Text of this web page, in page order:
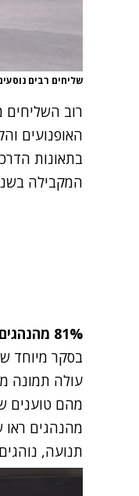
שליחים רבים
רוב השליחים
האופנועים
המקבילה
81% מהנהגים ראו שליחים שמבצעים עבירות תנועה מסוכנות
תנועה,